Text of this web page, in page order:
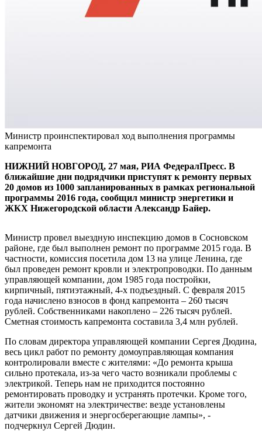
Министр проинспектировал ход выполнения программы
капремонта
НИЖНИЙ НОВГОРОД, 27 мая, РИА ФедералПресс. В
ближайшие дни подрядчики приступят к ремонту первых
20 домов из 1000 запланированных в рамках региональной
программы 2016 года, сообщил министр энергетики и
ЖКХ Нижегородской области Александр Байер.
Министр провел выездную инспекцию домов в Сосновском
районе, где был выполнен ремонт по программе 2015 года. В
частности, комиссия посетила дом 13 на улице Ленина, где
был проведен ремонт кровли и электропроводки. По данным
управляющей компании, дом 1985 года постройки,
кирпичный, пятиэтажный, 4-х подъездный. С февраля 2015
года начислено взносов в фонд капремонта – 260 тысяч
рублей. Собственниками накоплено – 226 тысяч рублей.
Сметная стоимость капремонта составила 3,4 млн рублей.
По словам директора управляющей компании Сергея Дюдина,
весь цикл работ по ремонту домоуправляющая компания
контролировали вместе с жителями: «До ремонта крыша
сильно протекала, из-за чего часто возникали проблемы с
электрикой. Теперь нам не приходится постоянно
ремонтировать проводку и устранять протечки. Кроме того,
жители экономят на электричестве: везде установлены
датчики движения и энергосберегающие лампы», -
подчеркнул Сергей Дюдин.